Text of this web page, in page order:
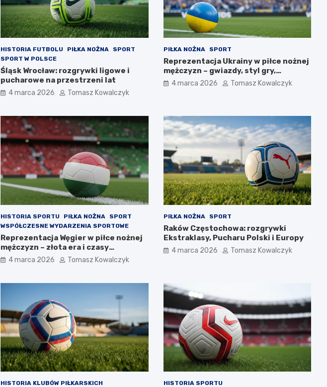
HISTORIA FUTBOLU PIŁKA NOŻNA
SPORT
SPORT W POLSCE
Śląsk Wrocław: rozgrywki ligowe i
pucharowe na przestrzeni lat
4 marca 2026 Tomasz Kowalczyk
PIŁKA NOŻNA SPORT
Reprezentacja Ukrainy w piłce nożnej
mężczyzn – gwiazdy, styl gry,
osiągnięcia
4 marca 2026 Tomasz Kowalczyk
HISTORIA SPORTU PIŁKA NOŻNA
SPORT
WSPÓŁCZESNE WYDARZENIA SPORTOWE
Reprezentacja Węgier w piłce nożnej
mężczyzn – złota era i czasy
współczesne
4 marca 2026 Tomasz Kowalczyk
PIŁKA NOŻNA SPORT
Raków Częstochowa: rozgrywki
Ekstraklasy, Pucharu Polski i Europy
4 marca 2026 Tomasz Kowalczyk
HISTORIA KLUBÓW PIŁKARSKICH
HISTORIA SPORTU